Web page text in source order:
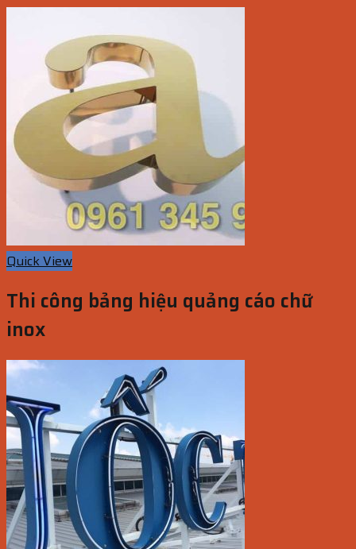
Quick View
Thi công bảng hiệu quảng cáo chữ
inox